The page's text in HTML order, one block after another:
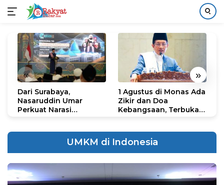
konten
« »
Dari Surabaya,
Nasaruddin Umar
Perkuat Narasi
1 Agustus di Monas Ada
Zikir dan Doa
Kebangsaan, Terbuka
UMKM di Indonesia